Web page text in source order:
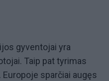
gyventojai yra
Taip pat tyrimas
sparčiai augęs